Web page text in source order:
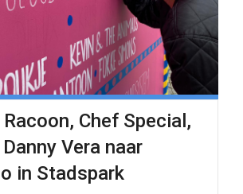
Chef Special,
Vera naar
in Stadspark